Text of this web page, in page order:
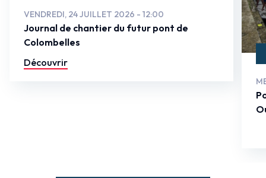
VENDREDI, 24 JUILLET 2026 - 12:00
Journal de chantier du futur pont de
Colombelles
Découvrir